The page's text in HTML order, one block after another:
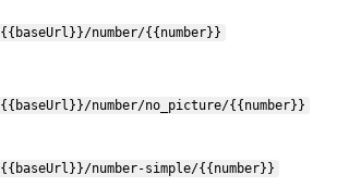
{{baseUrl}}/number/{{number}}
{{baseUrl}}/number/no_picture/{{number}}
{{baseUrl}}/number-simple/{{number}}